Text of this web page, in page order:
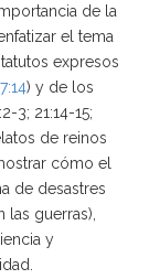
de la
el tema
expresos
) y de los
3; 21:14-15;
de reinos
cómo el
de desastres
guerras),
y